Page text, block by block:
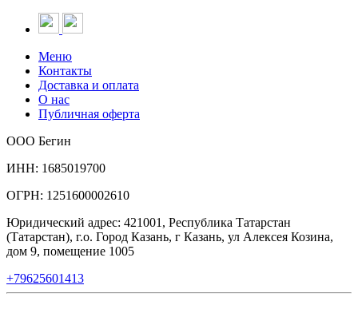
Меню
Контакты
Доставка и оплата
О нас
Публичная оферта
ООО Бегин
ИНН: 1685019700
ОГРН: 1251600002610
Юридический адрес: 421001, Республика Татарстан
(Татарстан), г.о. Город Казань, г Казань, ул Алексея Козина,
дом 9, помещение 1005
+79625601413